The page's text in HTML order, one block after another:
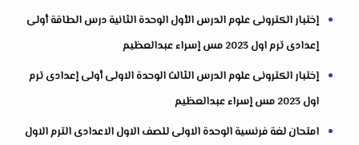
إختبار الكترونى علوم الدرس الأول الوحدة الثانية درس الطاقة أولى
إعدادى ترم اول 2023 مس إسراء عبدالعظيم
إختبار الكترونى علوم الدرس الثالث الوحدة الاولى أولى إعدادى ترم
اول 2023 مس إسراء عبدالعظيم
امتحان لغة فرنسية الوحدة الاولى للصف الاول الاعدادى الترم الاول